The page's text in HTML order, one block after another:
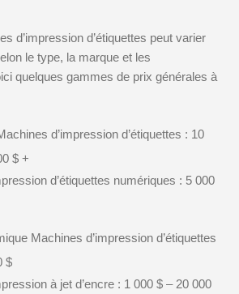
d’impression d’étiquettes peut varier
le type, la marque et les
quelques gammes de prix générales à
d’impression d’étiquettes : 10
$ +
d’étiquettes numériques : 5 000
Machines d’impression d’étiquettes
$
à jet d’encre : 1 000 $ – 20 000